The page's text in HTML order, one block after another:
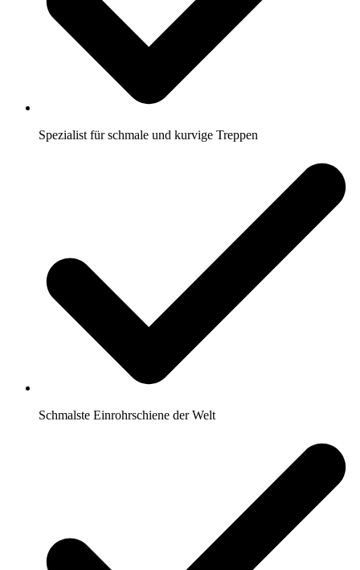
Spezialist für schmale und kurvige Treppen
Schmalste Einrohrschiene der Welt